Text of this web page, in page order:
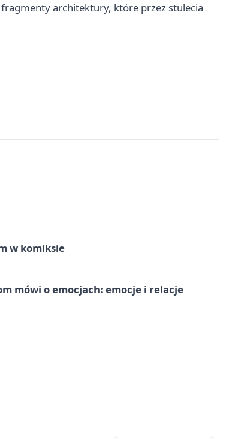
fragmenty architektury, które przez stulecia
w komiksie
mówi o emocjach: emocje i relacje